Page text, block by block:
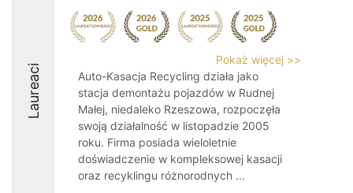
Laureaci
Pokaż więcej >>
Auto-Kasacja Recycling działa jako
stacja demontażu pojazdów w Rudnej
Małej, niedaleko Rzeszowa, rozpoczęła
swoją działalność w listopadzie 2005
roku. Firma posiada wieloletnie
doświadczenie w kompleksowej kasacji
oraz recyklingu różnorodnych ...